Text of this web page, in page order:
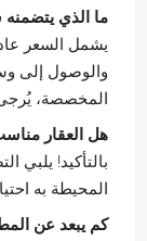
ما الذي يتضمنه
يشمل السعر
والوصول إلى
المخصصة، يُرجى
هل العقار
بالتأكيد! يلبي
المحيطة به
كم يبعد عن